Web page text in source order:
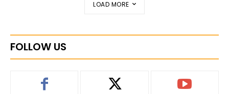
LOAD MORE
FOLLOW US